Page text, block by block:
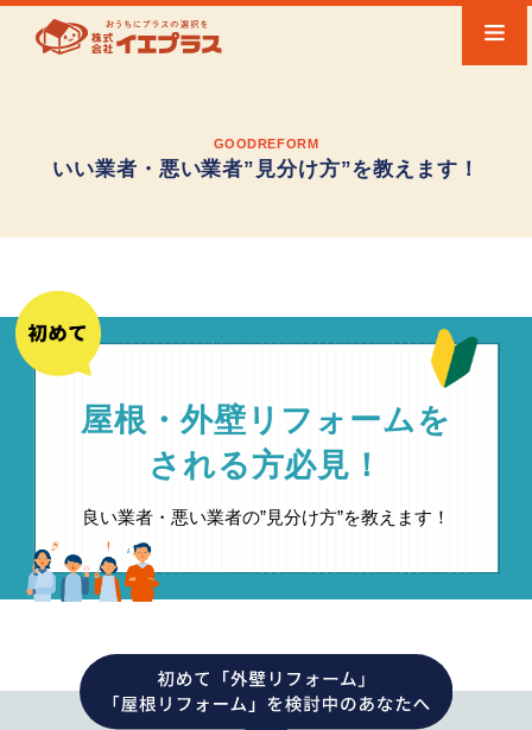
GOODREFORM
いい業者・悪い業者”見分け方”を教えます！
屋根・外壁リフォームを
される方必見！
良い業者・悪い業者の”見分け方”を教えます！